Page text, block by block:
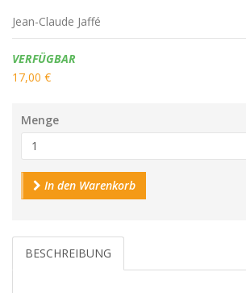
Jean-Claude Jaffé
Verfügbarkeit:
VERFÜGBAR
17,00 €
Menge
In den Warenkorb
BESCHREIBUNG